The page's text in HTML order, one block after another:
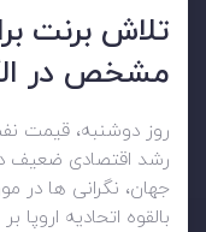
تلاش برنت
مشخص در
روز دوشنبه، قیمت
رشد اقتصادی ضعیف
جهان، نگرانی ها در
بالقوه اتحادیه